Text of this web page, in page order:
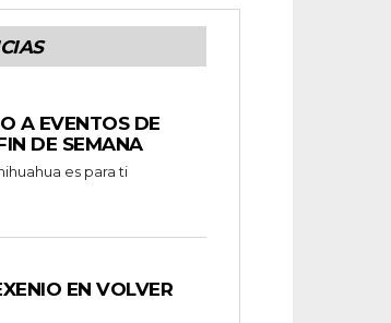
A EVENTOS DE
DE SEMANA
EN VOLVER